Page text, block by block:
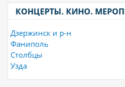
КОНЦЕРТЫ. КИНО.
Дзержинск и р-н
Фаниполь
Столбцы
Узда